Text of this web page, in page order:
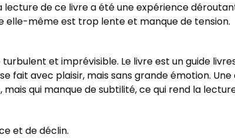
de ce livre a été une expérience
elle-même est trop lente et manque de tension.
et imprévisible. Le livre est un guide
fait avec plaisir, mais sans grande émotion.
qui manque de subtilité, ce qui rend la
et de déclin.